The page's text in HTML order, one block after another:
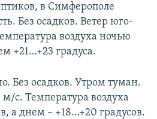
в Симферополе
Без осадков. Ветер юго-
воздуха ночью
+21…+23 градуса.
Без осадков. Утром туман.
с. Температура воздуха
а днем – +18…+20 градусов.